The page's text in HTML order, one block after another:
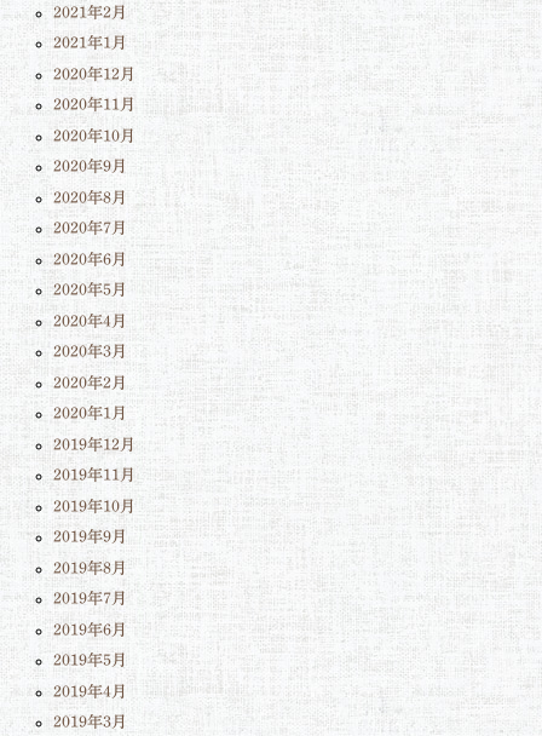
2021年2月
2021年1月
2020年12月
2020年11月
2020年10月
2020年9月
2020年8月
2020年7月
2020年6月
2020年5月
2020年4月
2020年3月
2020年2月
2020年1月
2019年12月
2019年11月
2019年10月
2019年9月
2019年8月
2019年7月
2019年6月
2019年5月
2019年4月
2019年3月